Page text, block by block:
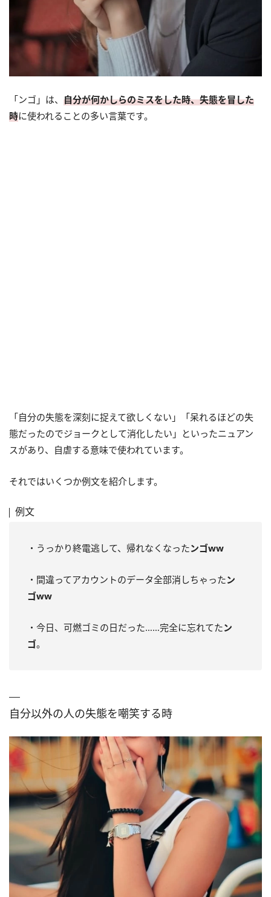
「ンゴ」は、 自分が何かしらのミスをした時、失態を冒した
時に使われることの多い言葉です。
「自分の失態を深刻に捉えて欲しくない」「呆れるほどの失
態だったのでジョークとして消化したい」といったニュアン
スがあり、自虐する意味で使われています。
それではいくつか例文を紹介します。
例文
・うっかり終電逃して、帰れなくなったンゴww
・間違ってアカウントのデータ全部消しちゃったン
ゴww
・今日、可燃ゴミの日だった……完全に忘れてたン
ゴ。
自分以外の人の失態を嘲笑する時